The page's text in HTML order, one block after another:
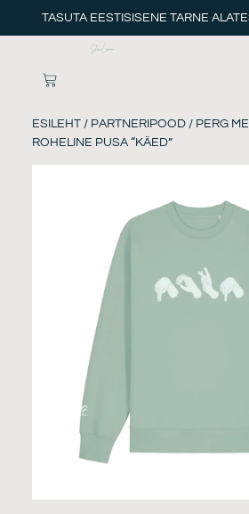
to
TASUTA EESTISISENE TARNE
CART
ESILEHT / PARTNERIPOOD / PERG
ROHELINE PUSA “KÄED”